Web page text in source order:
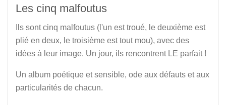
Les cinq malfoutus
Ils sont cinq malfoutus (l'un est troué, le deuxième est
plié en deux, le troisième est tout mou), avec des
idées à leur image. Un jour, ils rencontrent LE parfait !
Un album poétique et sensible, ode aux défauts et aux
particularités de chacun.